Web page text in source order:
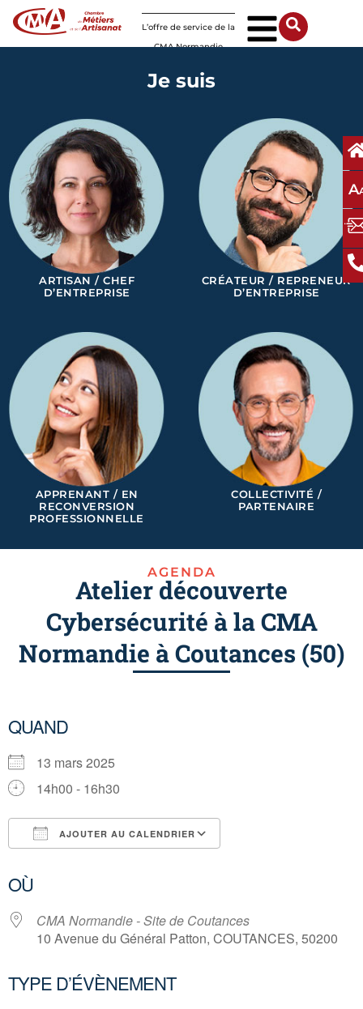
L’offre de service de la
CMA Normandie
A
Je suis
ARTISAN / CHEF
D’ENTREPRISE
CRÉATEUR / REPRENEUR
D’ENTREPRISE
APPRENANT / EN
RECONVERSION
PROFESSIONNELLE
COLLECTIVITÉ /
PARTENAIRE
AGENDA
Atelier découverte
Cybersécurité à la CMA
Normandie à Coutances (50)
QUAND
13 mars 2025
14h00 - 16h30
AJOUTER AU CALENDRIER
OÙ
CMA Normandie - Site de Coutances
10 Avenue du Général Patton, COUTANCES, 50200
TYPE D’ÉVÈNEMENT
Panneau de gestion des cookies